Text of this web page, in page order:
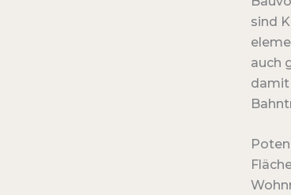
sind
auch
damit